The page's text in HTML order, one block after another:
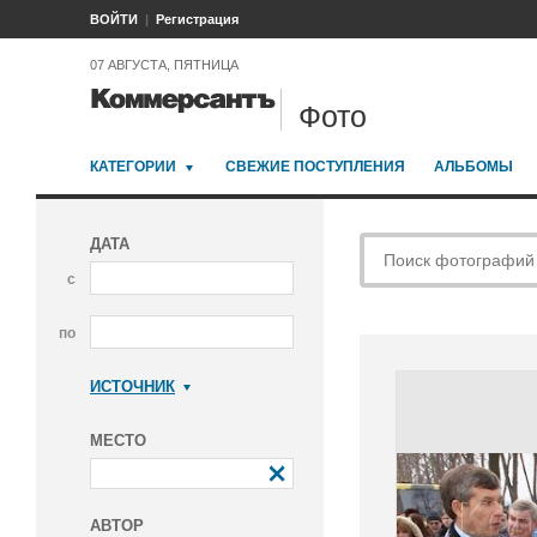
ВОЙТИ Регистрация
07 АВГУСТА, ПЯТНИЦА
Фото
КАТЕГОРИИ СВЕЖИЕ ПОСТУПЛЕНИЯ АЛЬБОМЫ
ДАТА
с
по
ИСТОЧНИК
МЕСТО
АВТОР